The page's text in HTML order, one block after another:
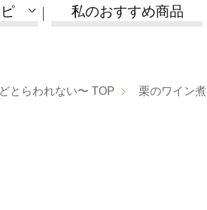
私のおすすめ商品
とらわれない〜 TOP 栗のワイン煮